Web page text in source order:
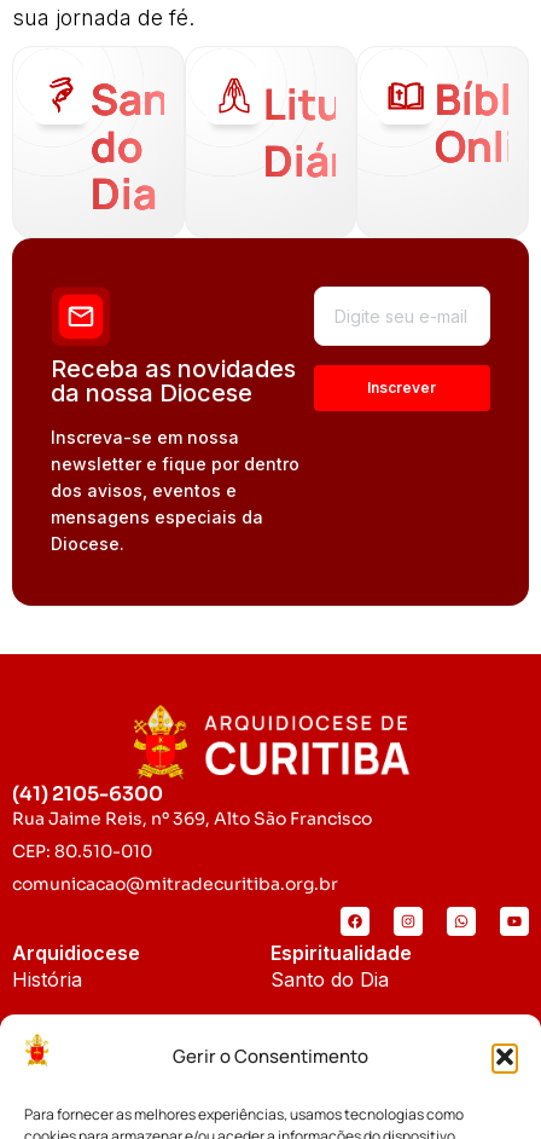
Gerir o Consentimento
Para fornecer as melhores experiências, usamos tecnologias como
sua jornada de fé.
Santo
do
Dia
Liturgia
Diária
Receba as novidades
da nossa Diocese
Inscreva-se em nossa
newsletter e fique por dentro
dos avisos, eventos e
mensagens especiais da
Diocese.
(41) 2105-6300
Rua Jaime Reis, nº 369, Alto São Francisco
CEP: 80.510-010
comunicacao@mitradecuritiba.org.br
Arquidiocese
História
Padroeira
Espiritualidade
Santo do Dia
Notícias
Cúria Diocesana